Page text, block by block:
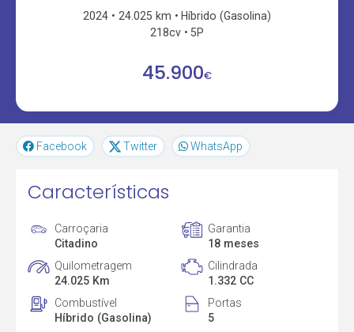
2024 24.025 km
Híbrido (Gasolina)
218cv
5P
45.900€
Facebook Twitter WhatsApp
Características
Carroçaria
Citadino
Garantia
18 meses
Quilometragem
24.025 Km
Cilindrada
1.332 CC
Combustível
Híbrido (Gasolina)
Portas
5